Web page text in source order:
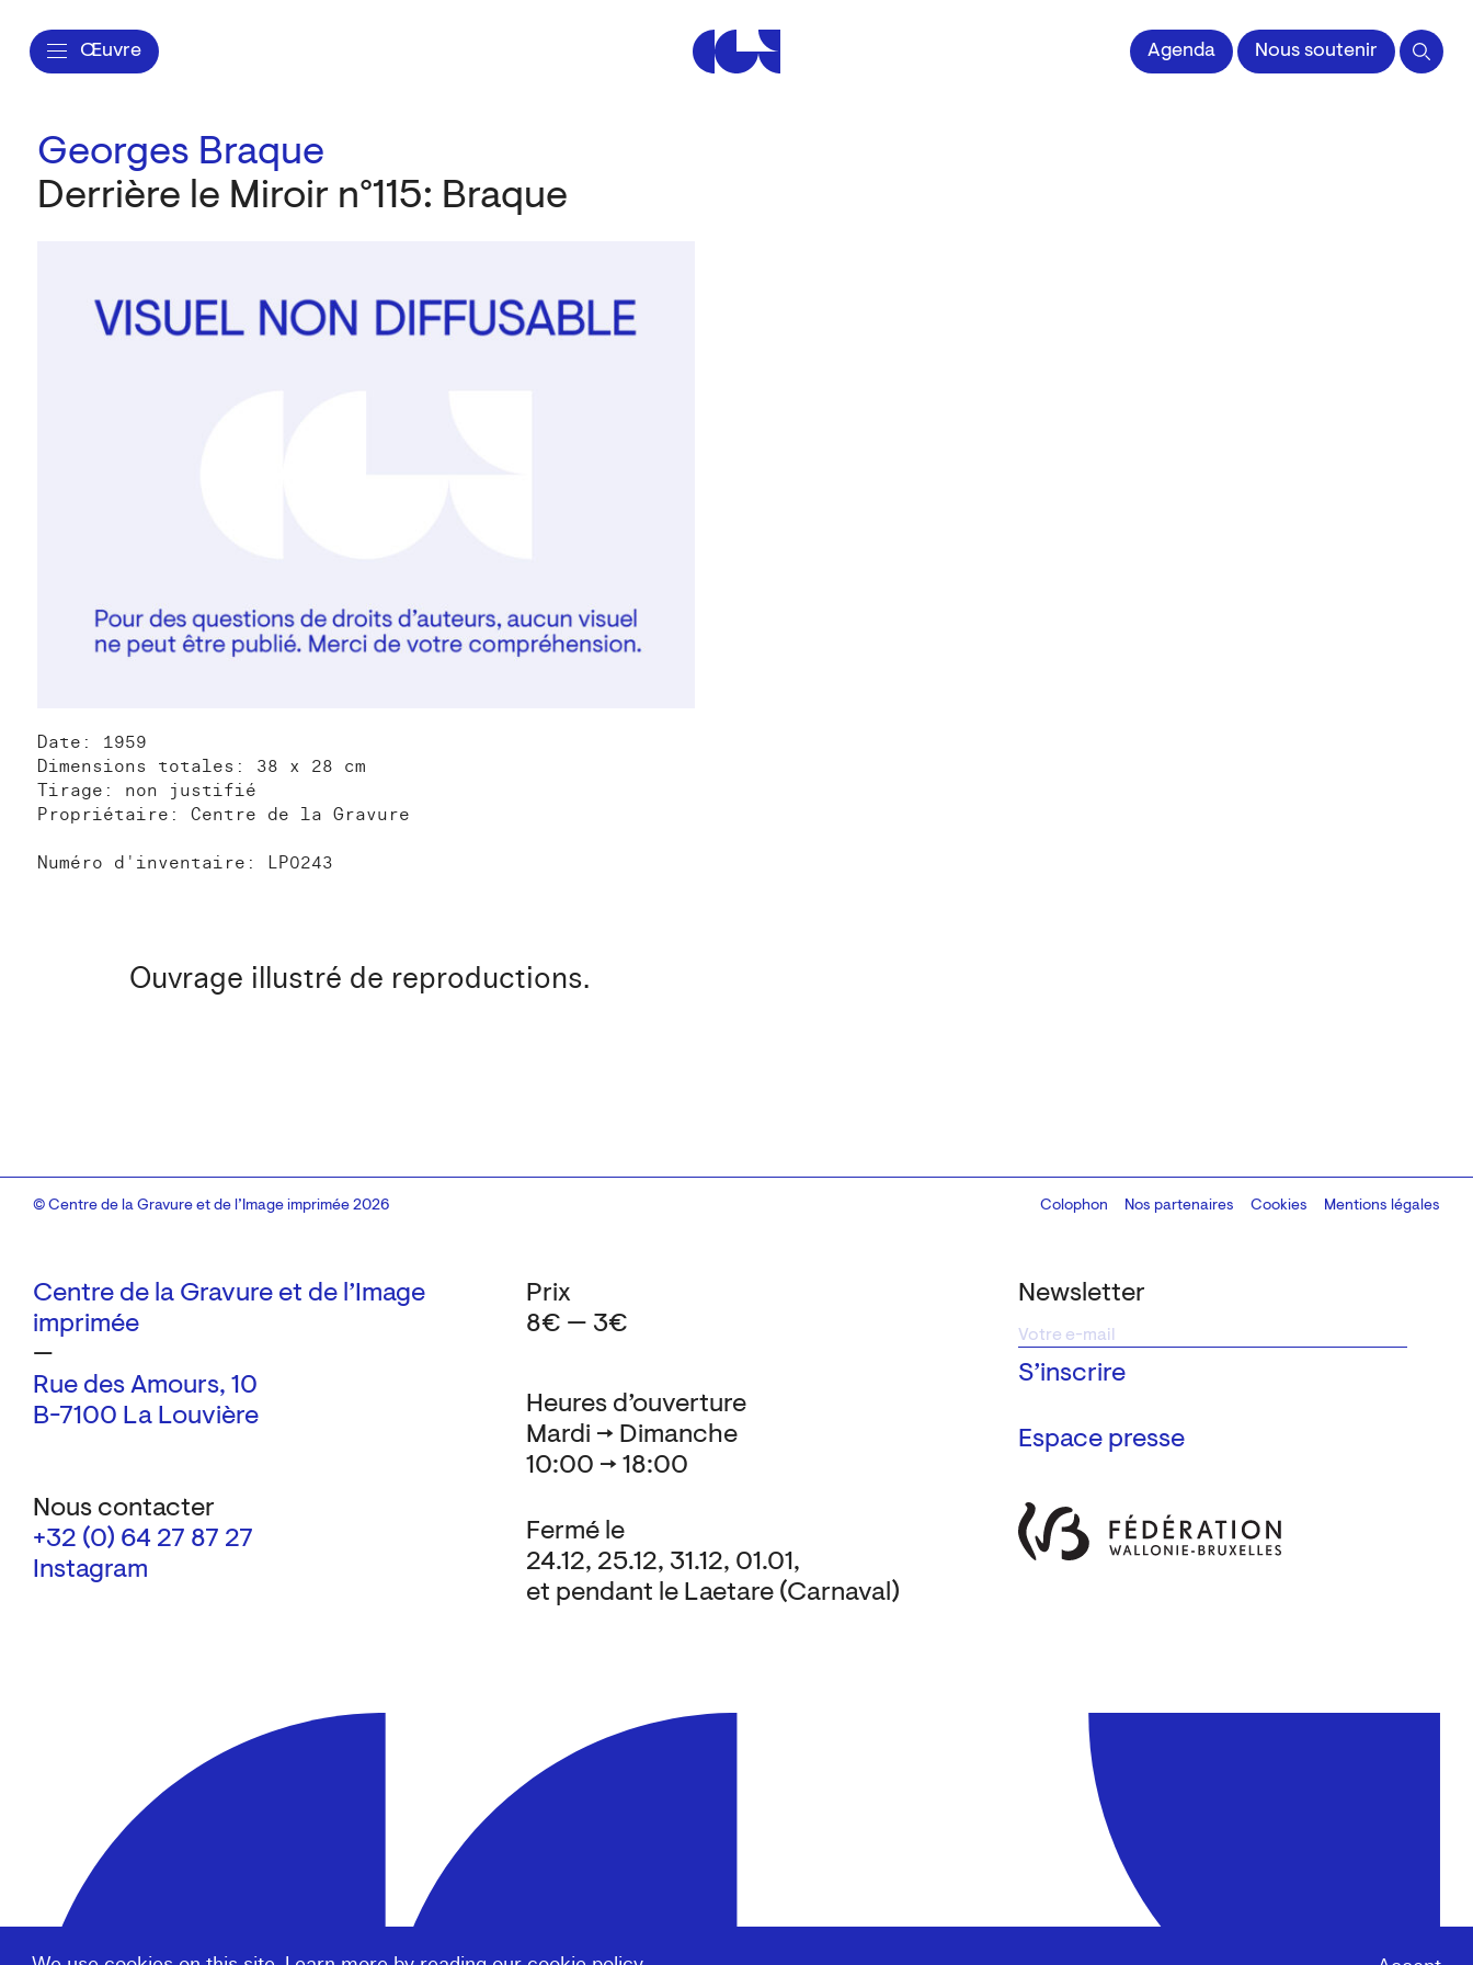
Œuvre Centre de la Gravure et de l'Image impriméeAgenda Nous soutenir
Georges Braque
Derrière le Miroir n°115: Braque
Date: 1959
Dimensions totales: 38 x 28 cm
Tirage: non justifié
Propriétaire: Centre de la Gravure
Numéro d'inventaire: LP0243
Ouvrage illustré de reproductions.
Centre de la Gravure et de l’Image
imprimée
—
Rue des Amours, 10
B-7100 La Louvière
Nous contacter
+32 (0) 64 27 87 27
Instagram
Newsletter
Espace presse
Heures d’ouverture
Mardi → Dimanche
10:00 → 18:00
Fermé le
24.12, 25.12, 31.12, 01.01,
et pendant le Laetare (Carnaval)
Prix
8€ — 3€
© Centre de la Gravure et de l’Image imprimée 2026 Colophon
Design:Marcel Kaczmarek, code:8080.studio
Nos partenaires Cookies Mentions légales